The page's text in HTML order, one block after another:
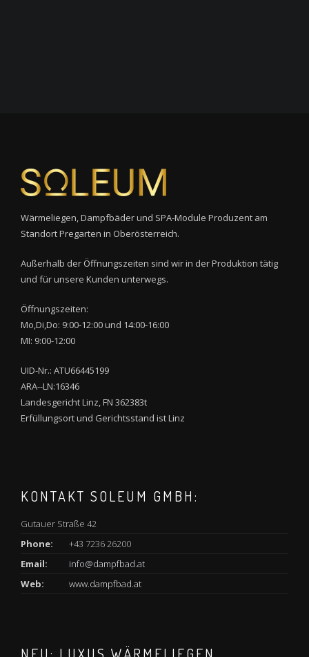
Wärmeliegen, Dampfbäder und SPA-Module Produzent am
Standort Pregarten in Oberösterreich.
Außerhalb der Öffnungszeiten sind wir in der Produktion tätig
und für unsere Kunden unterwegs.
Öffnungszeiten:
Mo,Di,Do: 9:00-12:00 und 14:00-16:00
MI: 9:00-12:00
UID-Nr.: ATU66445199
ARA--LN:16346
Landesgericht Linz, FN 362383t
Erfüllungsort und Gerichtsstand ist Linz
KONTAKT SOLEUM GMBH:
Gutauer Straße 42
Phone:
+43 7236 26200
Email:
info@dampfbad.at
Web:
www.dampfbad.at
NEU: LUXUS WÄRMELIEGEN